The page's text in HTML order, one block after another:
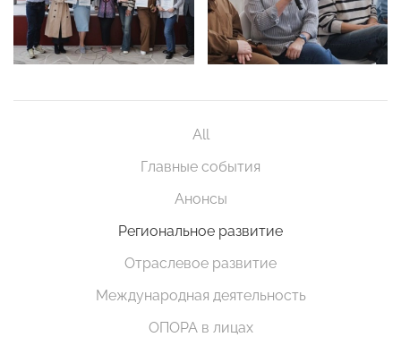
All
Главные события
Анонсы
Региональное развитие
Отраслевое развитие
Международная деятельность
ОПОРА в лицах